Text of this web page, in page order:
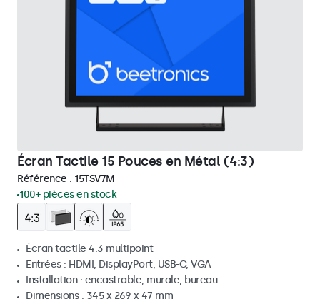
Écran Tactile 15 Pouces en Métal (4:3)
Référence : 15TSV7M
100+ pièces en stock
Écran tactile 4:3 multipoint
Entrées : HDMI, DisplayPort, USB-C, VGA
Installation : encastrable, murale, bureau
Dimensions : 345 x 269 x 47 mm